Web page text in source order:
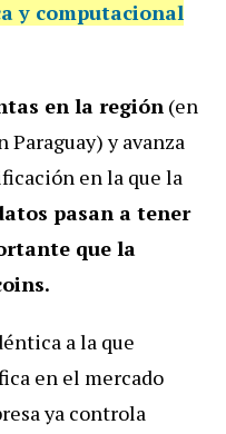
y computacional
en la región (en
Paraguay) y avanza
en la que la
pasan a tener
que la
a la que
en el mercado
ya controla